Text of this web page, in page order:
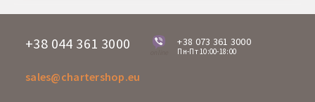
+38 044 361 3000
online
+38 073 361 3000
Пн-Пт 10:00-18:00
sales@chartershop.eu